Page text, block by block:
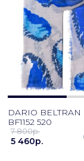
DARIO
BF1152 520
7 800p.
5 460p.